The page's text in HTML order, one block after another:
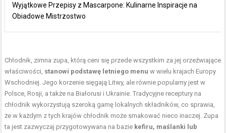
Wyjątkowe Przepisy z Mascarpone: Kulinarne Inspiracje na
Obiadowe Mistrzostwo
Chłodnik, zimna zupa, którą ceni się przede wszystkim za jej orzeźwiające
właściwości, stanowi podstawę letniego menu w wielu krajach Europy
Wschodniej. Jego korzenie sięgają Litwy, ale równie popularny jest w
Polsce, Rosji, a także na Białorusi i Ukrainie. Tradycyjne receptury na
chłodnik wykorzystują szeroką gamę lokalnych składników, co sprawia,
że w każdym z tych krajów chłodnik może smakować nieco inaczej. Zupa
ta jest zazwyczaj przygotowywana na bazie kefiru, maślanki lub